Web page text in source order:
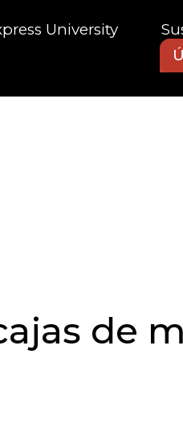
University
de